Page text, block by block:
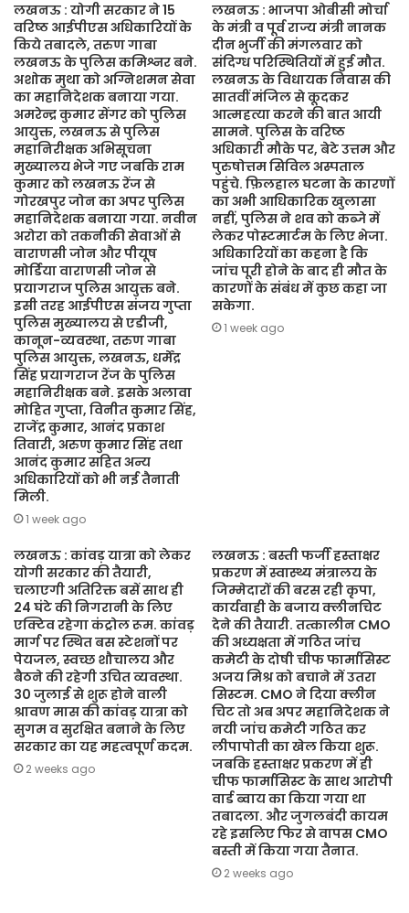
लखनऊ : योगी सरकार ने 15
वरिष्ठ आईपीएस अधिकारियों के
किये तबादले, तरुण गाबा
लखनऊ के पुलिस कमिश्नर बने.
अशोक मुथा को अग्निशमन सेवा
का महानिदेशक बनाया गया.
अमरेन्द्र कुमार सेंगर को पुलिस
आयुक्त, लखनऊ से पुलिस
महानिरीक्षक अभिसूचना
मुख्यालय भेजे गए जबकि राम
कुमार को लखनऊ रेंज से
गोरखपुर जोन का अपर पुलिस
महानिदेशक बनाया गया. नवीन
अरोरा को तकनीकी सेवाओं से
वाराणसी जोन और पीयूष
मोर्डिया वाराणसी जोन से
प्रयागराज पुलिस आयुक्त बने.
इसी तरह आईपीएस संजय गुप्ता
पुलिस मुख्यालय से एडीजी,
कानून-व्यवस्था, तरुण गाबा
पुलिस आयुक्त, लखनऊ, धर्मेंद्र
सिंह प्रयागराज रेंज के पुलिस
महानिरीक्षक बने. इसके अलावा
मोहित गुप्ता, विनीत कुमार सिंह,
राजेंद्र कुमार, आनंद प्रकाश
तिवारी, अरुण कुमार सिंह तथा
आनंद कुमार सहित अन्य
अधिकारियों को भी नई तैनाती
मिली.
1 week ago
लखनऊ : भाजपा ओबीसी मोर्चा
के मंत्री व पूर्व राज्य मंत्री नानक
दीन भुर्जी की मंगलवार को
संदिग्ध परिस्थितियों में हुई मौत.
लखनऊ के विधायक निवास की
सातवीं मंजिल से कूदकर
आत्महत्या करने की बात आयी
सामने. पुलिस के वरिष्ठ
अधिकारी मौके पर, बेटे उत्तम और
पुरुषोत्तम सिविल अस्पताल
पहुंचे. फ़िलहाल घटना के कारणों
का अभी आधिकारिक खुलासा
नहीं, पुलिस ने शव को कब्जे में
लेकर पोस्टमार्टम के लिए भेजा.
अधिकारियों का कहना है कि
जांच पूरी होने के बाद ही मौत के
कारणों के संबंध में कुछ कहा जा
सकेगा.
1 week ago
लखनऊ : कांवड़ यात्रा को लेकर
योगी सरकार की तैयारी,
चलाएगी अतिरिक्त बसें साथ ही
24 घंटे की निगरानी के लिए
एक्टिव रहेगा कंट्रोल रूम. कांवड़
मार्ग पर स्थित बस स्टेशनों पर
पेयजल, स्वच्छ शौचालय और
बैठने की रहेगी उचित व्यवस्था.
30 जुलाई से शुरू होने वाली
श्रावण मास की कांवड़ यात्रा को
सुगम व सुरक्षित बनाने के लिए
सरकार का यह महत्वपूर्ण कदम.
2 weeks ago
लखनऊ : बस्ती फर्जी हस्ताक्षर
प्रकरण में स्वास्थ्य मंत्रालय के
जिम्मेदारों की बरस रही कृपा,
कार्यवाही के बजाय क्लीनचिट
देने की तैयारी. तत्कालीन CMO
की अध्यक्षता में गठित जांच
कमेटी के दोषी चीफ फार्मासिस्ट
अजय मिश्र को बचाने में उतरा
सिस्टम. CMO ने दिया क्लीन
चिट तो अब अपर महानिदेशक ने
नयी जांच कमेटी गठित कर
लीपापोती का खेल किया शुरू.
जबकि हस्ताक्षर प्रकरण में ही
चीफ फार्मासिस्ट के साथ आरोपी
वार्ड ब्वाय का किया गया था
तबादला. और जुगलबंदी कायम
रहे इसलिए फिर से वापस CMO
बस्ती में किया गया तैनात.
2 weeks ago